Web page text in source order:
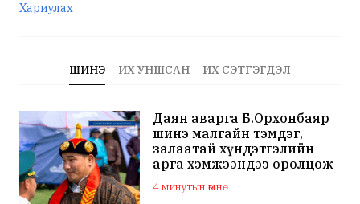
Хариулах
ШИНЭ ИХ УНШСАН ИХ СЭТГЭГДЭЛ
Даян аварга Б.Орхонбаяр
шинэ малгайн тэмдэг,
залаатай хүндэтгэлийн
арга хэмжээндээ оролцож
байна
4 минутын өмнө